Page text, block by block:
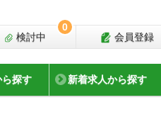
会員登録
検討中
0
探す 新着求人から探す